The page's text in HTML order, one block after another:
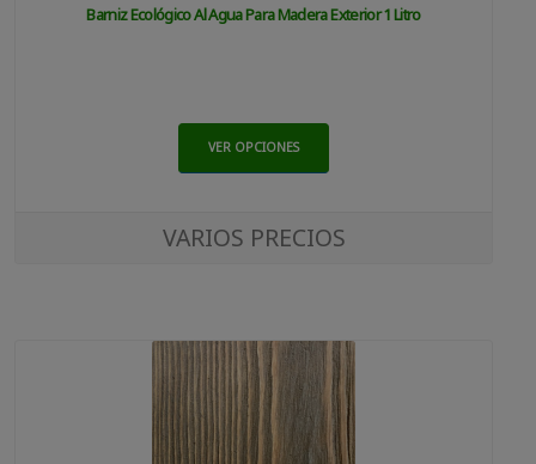
Barniz Ecológico Al Agua Para Madera Exterior 1 Litro
VER OPCIONES
VARIOS PRECIOS